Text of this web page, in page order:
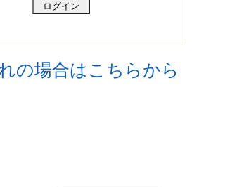
の場合はこちらから